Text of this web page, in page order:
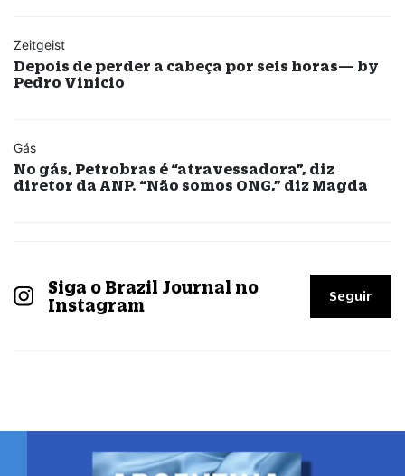
Zeitgeist
Depois de perder a cabeça por seis horas— by
Pedro Vinicio
Gás
No gás, Petrobras é “atravessadora”, diz
diretor da ANP. “Não somos ONG,” diz Magda
Siga o Brazil Journal no
Instagram
Seguir